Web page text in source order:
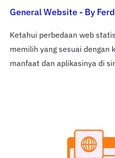
General Website - By
Ketahui perbedaan web
memilih yang sesuai dengan
manfaat dan aplikasinya di